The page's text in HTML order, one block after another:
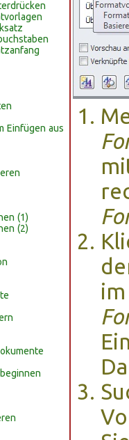
Einfügen aus
(1)
(2)